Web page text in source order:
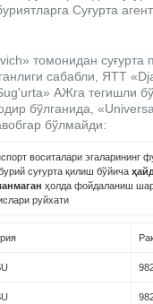
Суғурта
томонидан суғурта
сабабли, ЯТТ
АЖга тегишли
бўлганида,
бўлмайди:
воситалари эгаларининг
суғурта қилиш бўйича
ҳолда фойдаланиш
руйхати